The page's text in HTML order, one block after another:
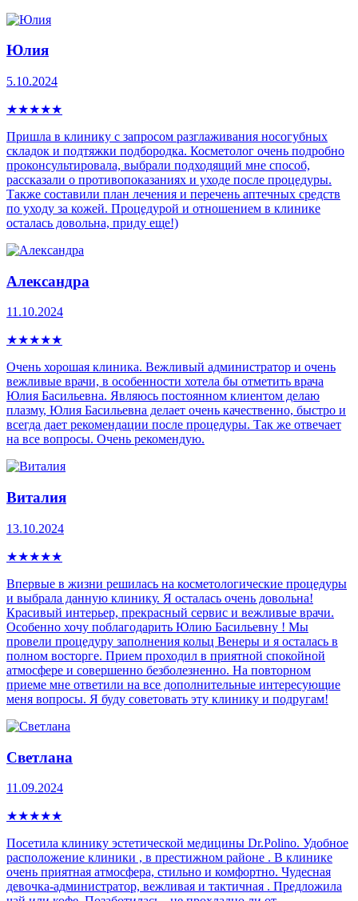
Юлия
5.10.2024
★★★★★
Пришла в клинику с запросом разглаживания носогубных
складок и подтяжки подбородка. Косметолог очень подробно
проконсультировала, выбрали подходящий мне способ,
рассказали о противопоказаниях и уходе после процедуры.
Также составили план лечения и перечень аптечных средств
по уходу за кожей. Процедурой и отношением в клинике
осталась довольна, приду еще!)
Александра
11.10.2024
★★★★★
Очень хорошая клиника. Вежливый администратор и очень
вежливые врачи, в особенности хотела бы отметить врача
Юлия Басильевна. Являюсь постоянном клиентом делаю
плазму, Юлия Басильевна делает очень качественно, быстро и
всегда дает рекомендации после процедуры. Так же отвечает
на все вопросы. Очень рекомендую.
Виталия
13.10.2024
★★★★★
Впервые в жизни решилась на косметологические процедуры
и выбрала данную клинику. Я осталась очень довольна!
Красивый интерьер, прекрасный сервис и вежливые врачи.
Особенно хочу поблагодарить Юлию Басильевну ! Мы
провели процедуру заполнения кольц Венеры и я осталась в
полном восторге. Прием проходил в приятной спокойной
атмосфере и совершенно безболезненно. На повторном
приеме мне ответили на все дополнительные интересующие
меня вопросы. Я буду советовать эту клинику и подругам!
Светлана
11.09.2024
★★★★★
Посетила клинику эстетической медицины Dr.Polino. Удобное
расположение клиники , в престижном районе . В клинике
очень приятная атмосфера, стильно и комфортно. Чудесная
девочка-администратор, вежливая и тактичная . Предложила